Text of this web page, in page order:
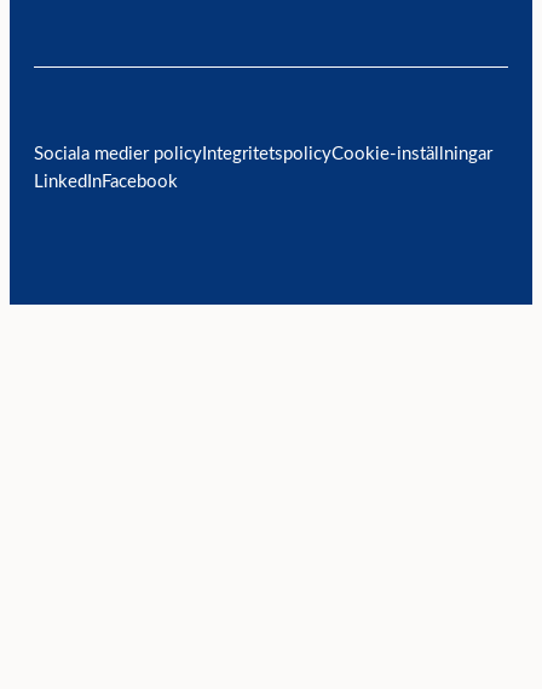
Sociala medier policy IntegritetspolicyCookie-inställningar
LinkedInFacebook